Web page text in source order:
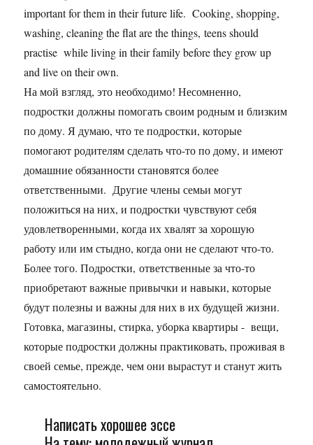
important for them in their future life. Cooking, shopping,
washing, cleaning the flat are the things, teens should
practise while living in their family before they grow up
and live on their own.
На мой взгляд, это необходимо! Несомненно,
подростки должны помогать своим родным и близким
по дому. Я думаю, что те подростки, которые
помогают родителям сделать что-то по дому, и имеют
домашние обязанности становятся более
ответственными. Другие члены семьи могут
положиться на них, и подростки чувствуют себя
удовлетворенными, когда их хвалят за хорошую
работу или им стыдно, когда они не сделают что-то.
Более того. Подростки, ответственные за что-то
приобретают важные привычки и навыки, которые
будут полезны и важны для них в их будущей жизни.
Готовка, магазины, стирка, уборка квартиры - вещи,
которые подростки должны практиковать, проживая в
своей семье, прежде, чем они вырастут и станут жить
самостоятельно.
Написать хорошее эссе